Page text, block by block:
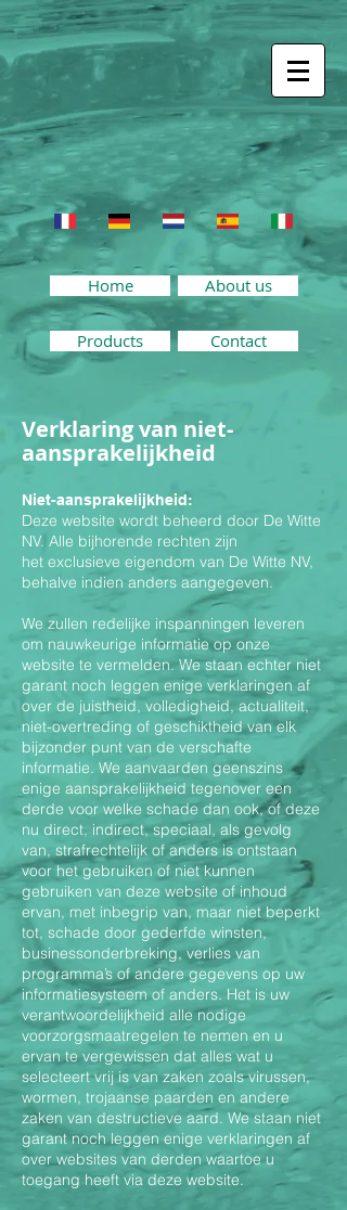
Home About us
Products Contact
Verklaring van niet-
aansprakelijkheid
Niet-aansprakelijkheid:
Deze website wordt beheerd door De Witte
NV. Alle bijhorende rechten zijn
het exclusieve eigendom van De Witte NV,
behalve indien anders aangegeven.
We zullen redelijke inspanningen leveren
om nauwkeurige informatie op onze
website te vermelden. We staan echter niet
garant noch leggen enige verklaringen af
over de juistheid, volledigheid, actualiteit,
niet-overtreding of geschiktheid van elk
bijzonder punt van de verschafte
informatie. We aanvaarden geenszins
enige aansprakelijkheid tegenover een
derde voor welke schade dan ook, of deze
nu direct, indirect, speciaal, als gevolg
van, strafrechtelijk of anders is ontstaan
voor het gebruiken of niet kunnen
gebruiken van deze website of inhoud
ervan, met inbegrip van, maar niet beperkt
tot, schade door gederfde winsten,
businessonderbreking, verlies van
programma’s of andere gegevens op uw
informatiesysteem of anders. Het is uw
verantwoordelijkheid alle nodige
voorzorgsmaatregelen te nemen en u
ervan te vergewissen dat alles wat u
selecteert vrij is van zaken zoals virussen,
wormen, trojaanse paarden en andere
zaken van destructieve aard. We staan niet
garant noch leggen enige verklaringen af
over websites van derden waartoe u
toegang heeft via deze website.